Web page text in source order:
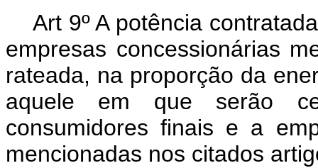
Art 9º A potência
empresas concessionárias
rateada, na proporção da
aquele em que serão
consumidores finais e a
mencionadas nos citados